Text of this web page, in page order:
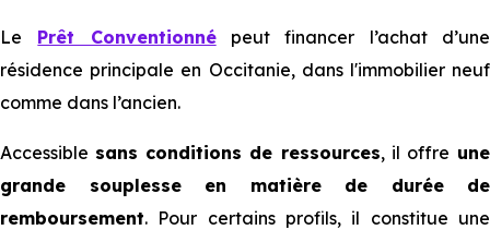
Le Prêt Conventionnépeut financer l’achat d’une
résidence principale en Occitanie, dans l'immobilier neuf
comme dans l’ancien.
Accessible sans conditions de ressources, il offre une
grande souplesse en matière de durée de
remboursement. Pour certains profils, il constitue une